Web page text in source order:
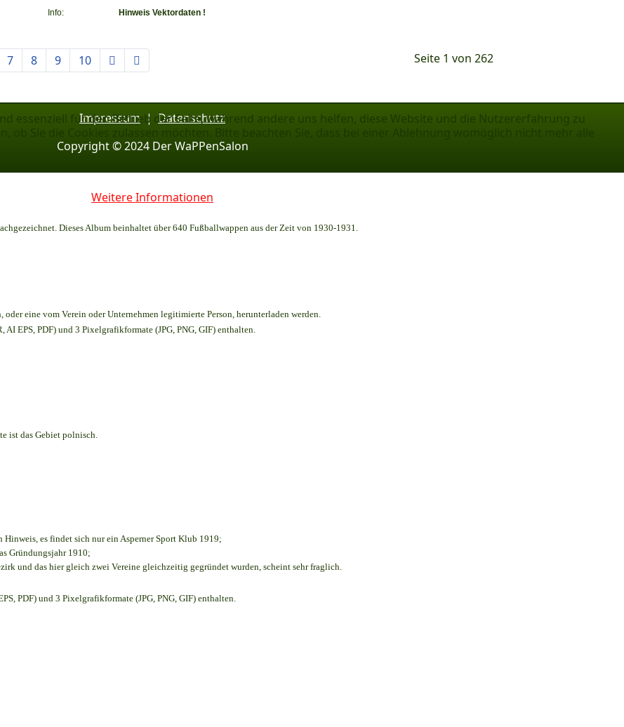
Info: Hinweis Vektordaten !
Seite 1 von 262
7 8 9 10
Impressum|Datenschutz
Copyright © 2024 Der WaPPenSalon
essenziell für den Betrieb der Seite, während andere uns helfen, diese Website und die Nutzererfahrung zu
Weitere Informationen
Dieses Album beinhaltet über 640 Fußballwappen aus der Zeit von 1930-1931.
oder eine vom Verein oder Unternehmen legitimierte Person, herunterladen werden.
EPS, PDF) und 3 Pixelgrafikformate (JPG, PNG, GIF) enthalten.
ist das Gebiet polnisch.
es findet sich nur ein Asperner Sport Klub 1919;
Gründungsjahr 1910;
und das hier gleich zwei Vereine gleichzeitig gegründet wurden, scheint sehr fraglich.
PDF) und 3 Pixelgrafikformate (JPG, PNG, GIF) enthalten.